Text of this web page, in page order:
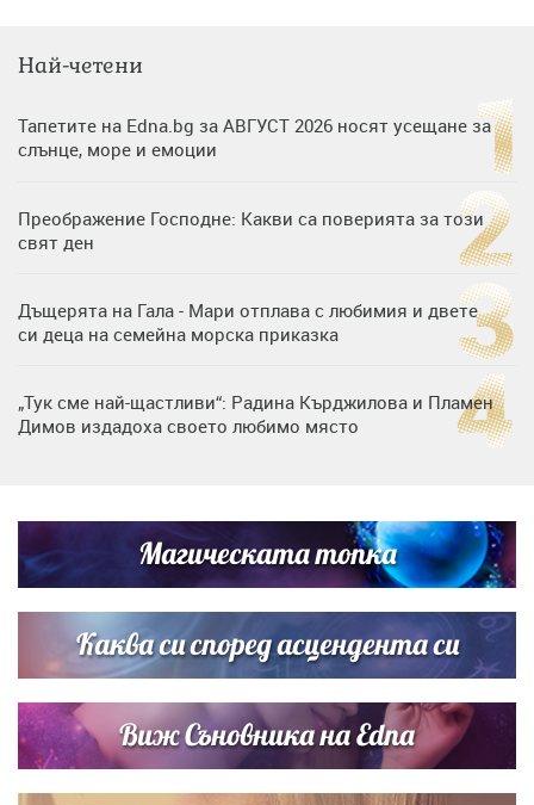
Най-четени
Тапетите на Edna.bg за АВГУСТ 2026 носят усещане за
слънце, море и емоции
Преображение Господне: Какви са поверията за този
свят ден
Дъщерята на Гала - Мари отплава с любимия и двете
си деца на семейна морска приказка
„Тук сме най-щастливи“: Радина Кърджилова и Пламен
Димов издадоха своето любимо място
Братя Аргирови я изненадаха с песен
Магическата топка
Каква си според асцендента си
Виж Съновника на Edna